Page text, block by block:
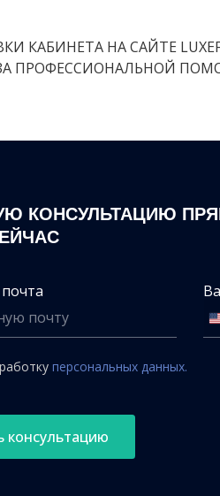
КАБИНЕТА НА САЙТЕ
ПРОФЕССИОНАЛЬНОЙ
КОНСУЛЬТАЦИЮ
персональных данных.
консультацию